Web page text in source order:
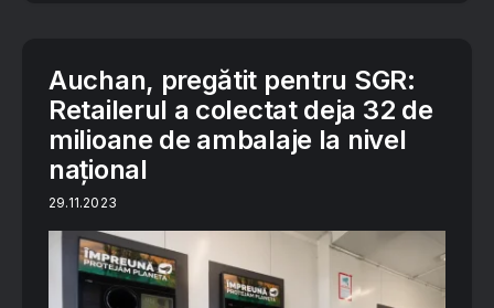
Auchan, pregătit pentru SGR:
Retailerul a colectat deja 32 de
milioane de ambalaje la nivel
național
29.11.2023